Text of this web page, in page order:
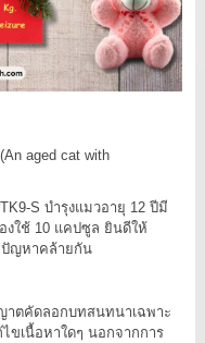
aged cat with
-S บำรุงแมวอายุ 12 ปีมี
งใช้ 10 แคปซูล ยินดีให้
ปัญหาคล้ายกัน
าตคัดลอกบทสนทนาเฉพาะ
ขเนื้อหาใดๆ นอกจากการ